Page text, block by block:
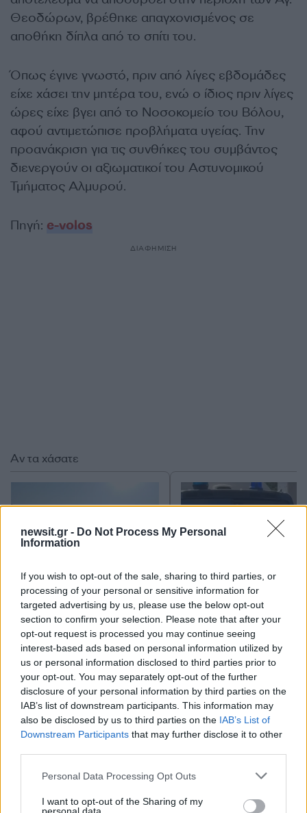
newsit.gr - Do Not Process My Personal
Information
If you wish to opt-out of the sale, sharing to third parties, or
processing of your personal or sensitive information for
targeted advertising by us, please use the below opt-out
section to confirm your selection. Please note that after your
opt-out request is processed you may continue seeing
interest-based ads based on personal information utilized by
us or personal information disclosed to third parties prior to
your opt-out. You may separately opt-out of the further
disclosure of your personal information by third parties on the
IAB’s list of downstream participants. This information may
also be disclosed by us to third parties on the IAB’s List of
Downstream Participants that may further disclose it to other
Please note that this website/app uses one or more Google
not limited to your visit or usage behaviour. You may click to
Personal Data Processing Opt Outs
I want to opt-out of the Sharing of my
Θεοδώρων, βρέθηκε απαγχονισμένος σε
αποθήκη δίπλα από το σπίτι του.
Όπως έγινε γνωστό, πριν από λίγες εβδομάδες
είχε χάσει την μητέρα του, ενώ ο ίδιος πριν λίγες
ώρες είχε βγει από το Νοσοκομείο του Βόλου,
αφού αντιμετώπισε προβλήματα υγείας. Την
προανάκριση για τις συνθήκες του συμβάντος
διενεργούν οι αξιωματικοί του Αστυνομικού
Τμήματος Αλμυρού.
Πηγή: e-volos
ΔΙΑΦΗΜΙΣΗ
Σχόλια
Σχολίασε εδώ
Αν τα χάσατε
Σέρρες: Βίντεο
ντοκουμέντο από το
τροχαίο που μητέρα και
γιος έχασαν τη ζωή τους –
Η στιγμή της σύγκρουσης
Στην ανακρίτρια η
46χρονη που
για τον φονικό
της Marfin